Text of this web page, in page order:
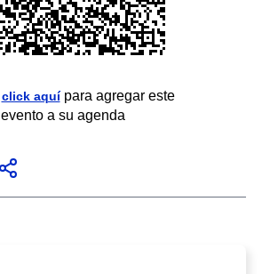
click aquípara agregar este
evento a su agenda